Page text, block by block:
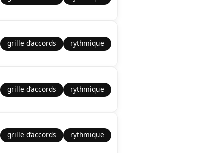
grille d’accords rythmique
grille d’accords rythmique
grille d’accords rythmique